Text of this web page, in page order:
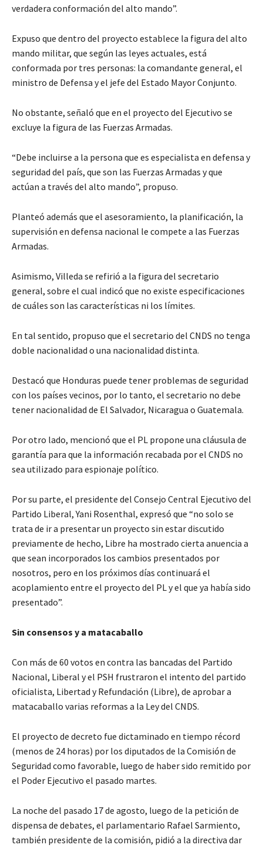
verdadera conformación del alto mando”.
Expuso que dentro del proyecto establece la figura del alto
mando militar, que según las leyes actuales, está
conformada por tres personas: la comandante general, el
ministro de Defensa y el jefe del Estado Mayor Conjunto.
No obstante, señaló que en el proyecto del Ejecutivo se
excluye la figura de las Fuerzas Armadas.
“Debe incluirse a la persona que es especialista en defensa y
seguridad del país, que son las Fuerzas Armadas y que
actúan a través del alto mando”, propuso.
Planteó además que el asesoramiento, la planificación, la
supervisión en defensa nacional le compete a las Fuerzas
Armadas.
Asimismo, Villeda se refirió a la figura del secretario
general, sobre el cual indicó que no existe especificaciones
de cuáles son las características ni los límites.
En tal sentido, propuso que el secretario del CNDS no tenga
doble nacionalidad o una nacionalidad distinta.
Destacó que Honduras puede tener problemas de seguridad
con los países vecinos, por lo tanto, el secretario no debe
tener nacionalidad de El Salvador, Nicaragua o Guatemala.
Por otro lado, mencionó que el PL propone una cláusula de
garantía para que la información recabada por el CNDS no
sea utilizado para espionaje político.
Por su parte, el presidente del Consejo Central Ejecutivo del
Partido Liberal, Yani Rosenthal, expresó que “no solo se
trata de ir a presentar un proyecto sin estar discutido
previamente de hecho, Libre ha mostrado cierta anuencia a
que sean incorporados los cambios presentados por
nosotros, pero en los próximos días continuará el
acoplamiento entre el proyecto del PL y el que ya había sido
presentado”.
Sin consensos y a matacaballo
Con más de 60 votos en contra las bancadas del Partido
Nacional, Liberal y el PSH frustraron el intento del partido
oficialista, Libertad y Refundación (Libre), de aprobar a
matacaballo varias reformas a la Ley del CNDS.
El proyecto de decreto fue dictaminado en tiempo récord
(menos de 24 horas) por los diputados de la Comisión de
Seguridad como favorable, luego de haber sido remitido por
el Poder Ejecutivo el pasado martes.
La noche del pasado 17 de agosto, luego de la petición de
dispensa de debates, el parlamentario Rafael Sarmiento,
también presidente de la comisión, pidió a la directiva dar